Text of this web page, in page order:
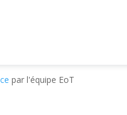
par l'équipe EoT